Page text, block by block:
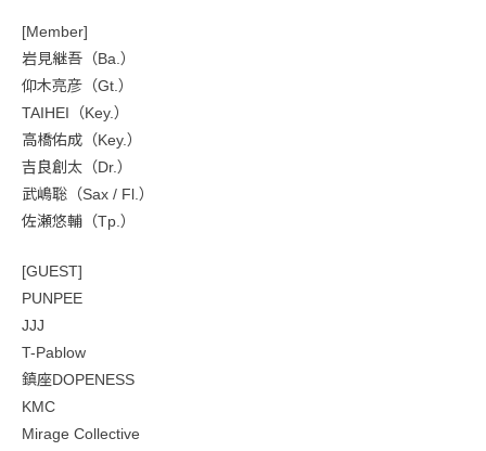
[Member]
岩見継吾（Ba.）
仰木亮彦（Gt.）
TAIHEI（Key.）
高橋佑成（Key.）
吉良創太（Dr.）
武嶋聡（Sax / Fl.）
佐瀬悠輔（Tp.）
[GUEST]
PUNPEE
JJJ
T-Pablow
鎮座DOPENESS
KMC
Mirage Collective